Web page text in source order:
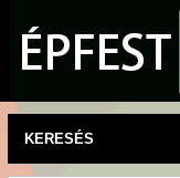
KERESÉS